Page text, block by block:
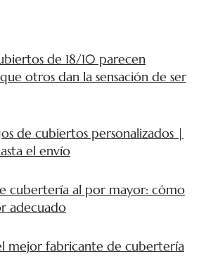
de 18/10 parecen
otros dan la sensación de ser
de cubiertos personalizados |
el envío
cubertería al por mayor: cómo
adecuado
mejor fabricante de cubertería